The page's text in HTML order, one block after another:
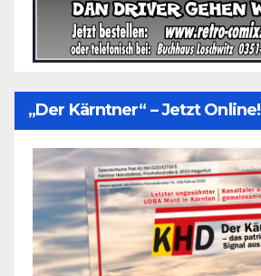
„Der Kärntner“ – Jetzt Online!